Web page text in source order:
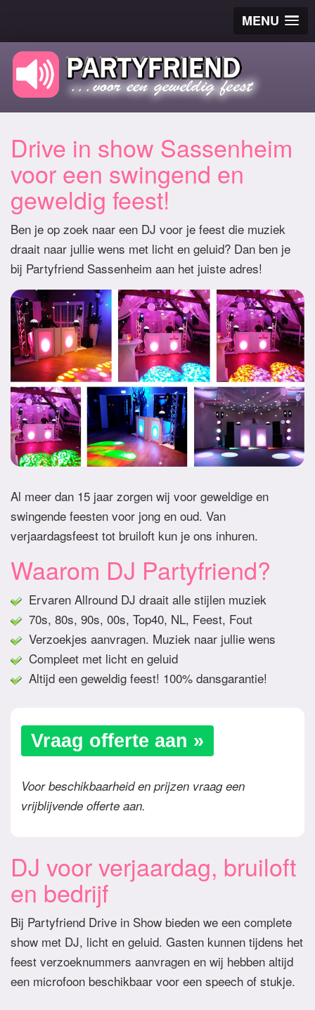
MENU
Drive in show Sassenheim
voor een swingend en
geweldig feest!
Ben je op zoek naar een DJ voor je feest die muziek
draait naar jullie wens met licht en geluid? Dan ben je
bij Partyfriend Sassenheim aan het juiste adres!
Al meer dan 15 jaar zorgen wij voor geweldige en
swingende feesten voor jong en oud. Van
verjaardagsfeest tot bruiloft kun je ons inhuren.
Waarom DJ Partyfriend?
Ervaren Allround DJ draait alle stijlen muziek
70s, 80s, 90s, 00s, Top40, NL, Feest, Fout
Verzoekjes aanvragen. Muziek naar jullie wens
Compleet met licht en geluid
Altijd een geweldig feest! 100% dansgarantie!
Vraag offerte aan »
Voor beschikbaarheid en prijzen vraag een
vrijblijvende offerte aan.
DJ voor verjaardag, bruiloft
en bedrijf
Bij Partyfriend Drive in Show bieden we een complete
show met DJ, licht en geluid. Gasten kunnen tijdens het
feest verzoeknummers aanvragen en wij hebben altijd
een microfoon beschikbaar voor een speech of stukje.